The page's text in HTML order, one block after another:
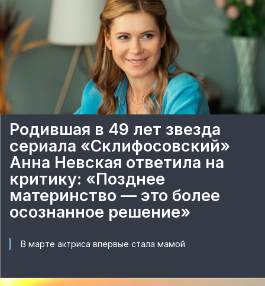
Родившая в 49 лет звезда
сериала «Склифосовский»
Анна Невская ответила на
критику: «Позднее
материнство — это более
осознанное решение»
В марте актриса впервые стала мамой